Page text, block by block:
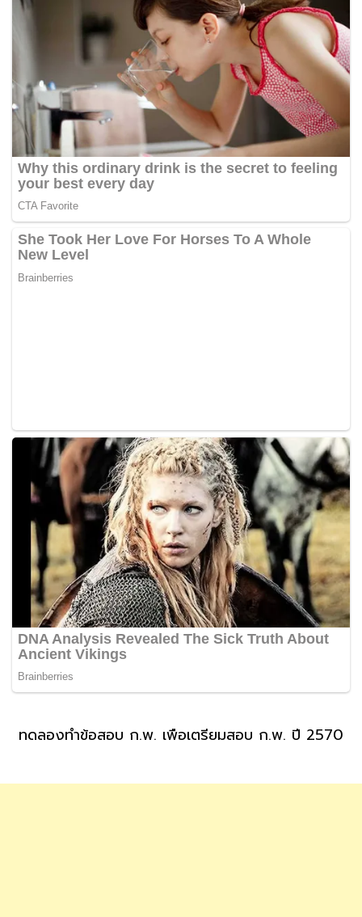
ทดลองทำข้อสอบ ก.พ. เพื่อเตรียมสอบ ก.พ. ปี 2570